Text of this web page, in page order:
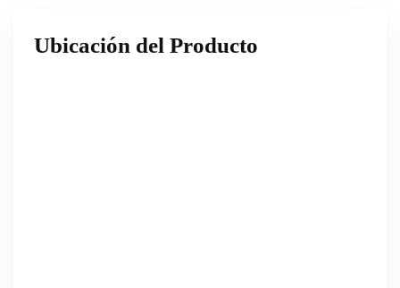
Ubicación del Producto